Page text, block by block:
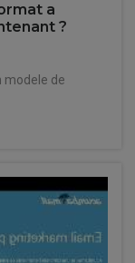
a
?
modele de